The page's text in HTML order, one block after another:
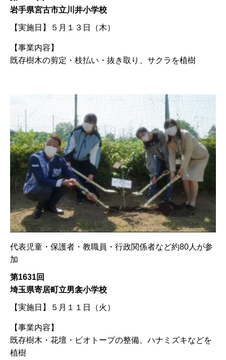
岩手県宮古市立川井小学校
【実施日】 ５月１３日（木）
【事業内容】
既存樹木の剪定・枝払い・抜き取り、サクラを植樹
代表児童・保護者・教職員・行政関係者など約80人が参
加
第1631回
埼玉県寄居町立男衾小学校
【実施日】 ５月１１日（火）
【事業内容】
既存樹木・花壇・ビオトープの整備、ハナミズキなどを
植樹